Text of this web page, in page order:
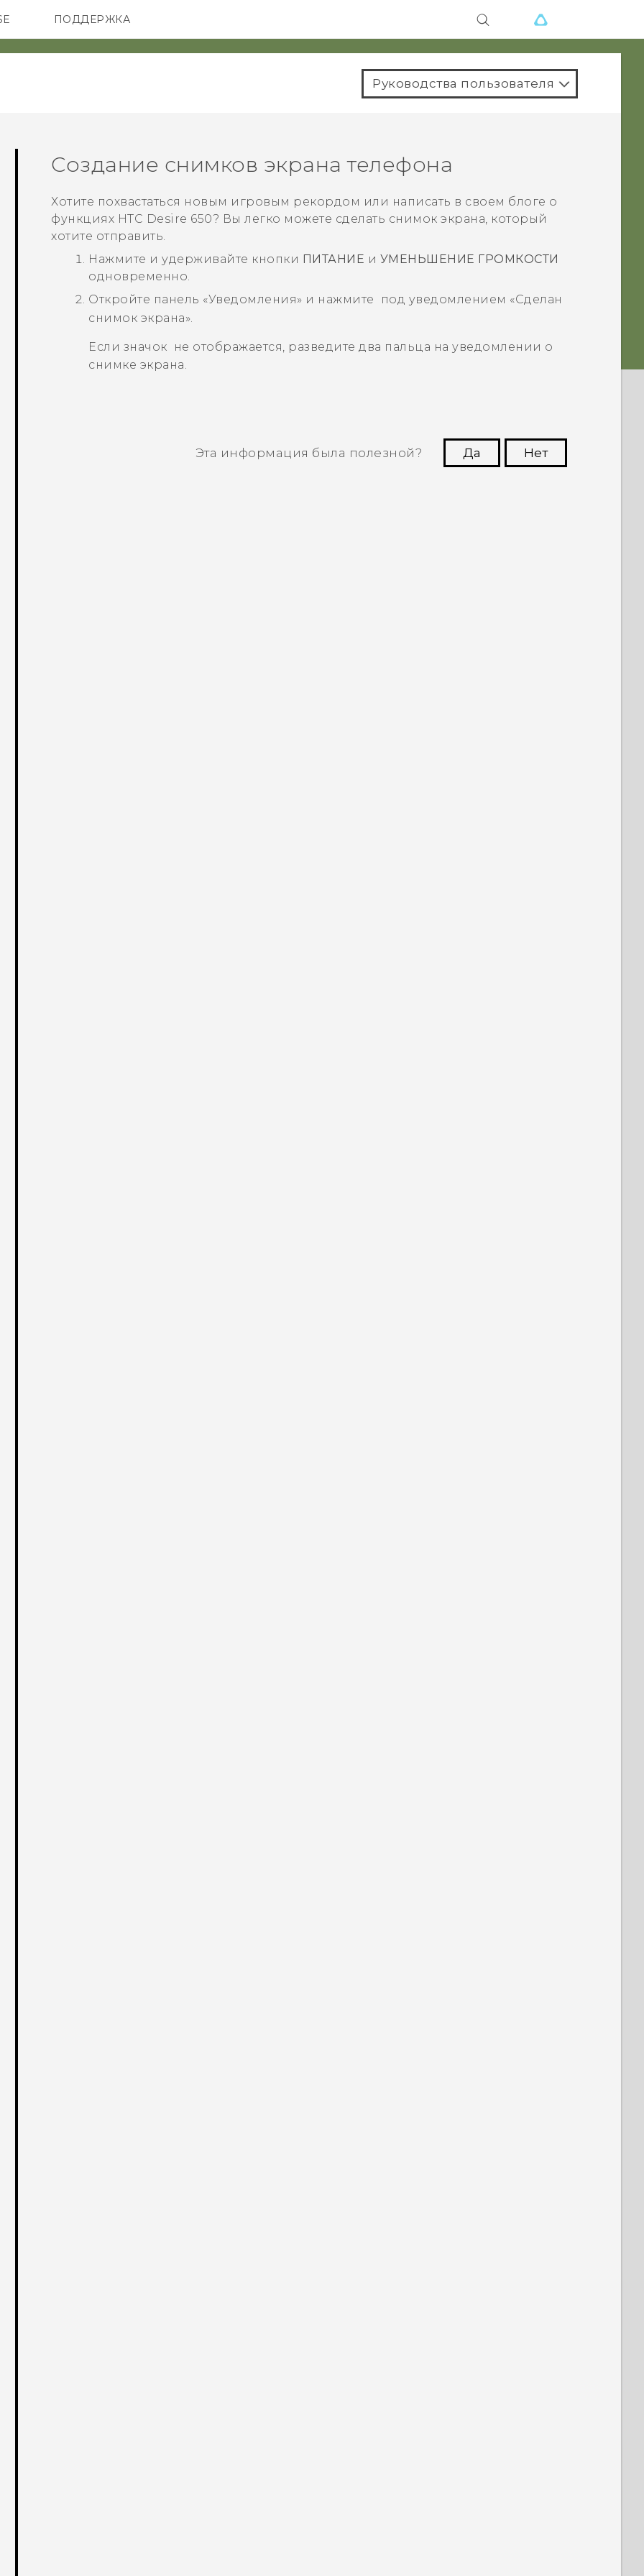
АКСЕССУАРЫ
ПОДДЕРЖКА
Руководства пользователя
Создание снимков экрана телефона
Хотите похвастаться новым игровым рекордом или написать в своем блоге о
функциях HTC Desire 650? Вы легко можете сделать снимок экрана, который
хотите отправить.
Нажмите и удерживайте кнопки ПИТАНИЕ и УМЕНЬШЕНИЕ ГРОМКОСТИ
одновременно.
Откройте панель «Уведомления» и нажмите
под уведомлением «Сделан
снимок экрана».
Если значок
не отображается, разведите два пальца на уведомлении о
снимке экрана.
Эта информация была полезной? Да
Нет